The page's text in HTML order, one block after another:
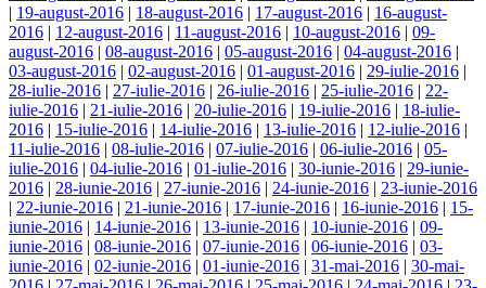
| 19-august-2016 | 18-august-2016 | 17-august-2016 | 16-august-
2016 | 12-august-2016 | 11-august-2016 | 10-august-2016 | 09-
august-2016 | 08-august-2016 | 05-august-2016 | 04-august-2016 |
03-august-2016 | 02-august-2016 | 01-august-2016 | 29-iulie-2016 |
28-iulie-2016 | 27-iulie-2016 | 26-iulie-2016 | 25-iulie-2016 | 22-
iulie-2016 | 21-iulie-2016 | 20-iulie-2016 | 19-iulie-2016 | 18-iulie-
2016 | 15-iulie-2016 | 14-iulie-2016 | 13-iulie-2016 | 12-iulie-2016 |
11-iulie-2016 | 08-iulie-2016 | 07-iulie-2016 | 06-iulie-2016 | 05-
iulie-2016 | 04-iulie-2016 | 01-iulie-2016 | 30-iunie-2016 | 29-iunie-
2016 | 28-iunie-2016 | 27-iunie-2016 | 24-iunie-2016 | 23-iunie-2016
| 22-iunie-2016 | 21-iunie-2016 | 17-iunie-2016 | 16-iunie-2016 | 15-
iunie-2016 | 14-iunie-2016 | 13-iunie-2016 | 10-iunie-2016 | 09-
iunie-2016 | 08-iunie-2016 | 07-iunie-2016 | 06-iunie-2016 | 03-
iunie-2016 | 02-iunie-2016 | 01-iunie-2016 | 31-mai-2016 | 30-mai-